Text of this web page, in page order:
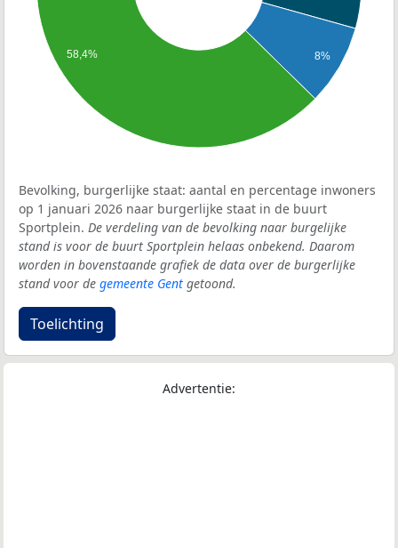
8%
58,4%
Bevolking, burgerlijke staat: aantal en percentage inwoners
op 1 januari 2026 naar burgerlijke staat in de buurt
Sportplein. De verdeling van de bevolking naar burgelijke
stand is voor de buurt Sportplein helaas onbekend. Daarom
worden in bovenstaande grafiek de data over de burgerlijke
stand voor de gemeente Gent getoond.
Toelichting
Advertentie: